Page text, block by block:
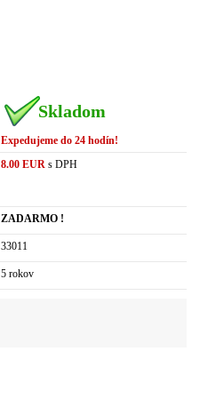
Skladom
Expedujeme do 24 hodín!
8.00 EUR s DPH
ZADARMO !
33011
5 rokov